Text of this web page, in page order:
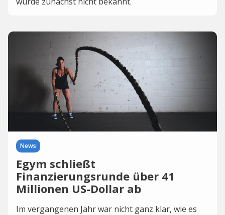
News
Egym schließt
Finanzierungsrunde über 41
Millionen US-Dollar ab
Im vergangenen Jahr war nicht ganz klar, wie es